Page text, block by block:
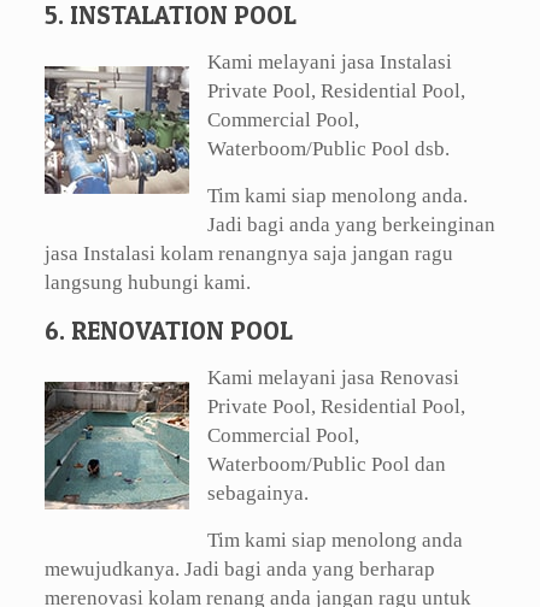
5. INSTALATION POOL
Kami melayani jasa Instalasi
Private Pool, Residential Pool,
Commercial Pool,
Waterboom/Public Pool dsb.
Tim kami siap menolong anda.
Jadi bagi anda yang berkeinginan
jasa Instalasi kolam renangnya saja jangan ragu
langsung hubungi kami.
6. RENOVATION POOL
Kami melayani jasa Renovasi
Private Pool, Residential Pool,
Commercial Pool,
Waterboom/Public Pool dan
sebagainya.
Tim kami siap menolong anda
mewujudkanya. Jadi bagi anda yang berharap
merenovasi kolam renang anda jangan ragu untuk